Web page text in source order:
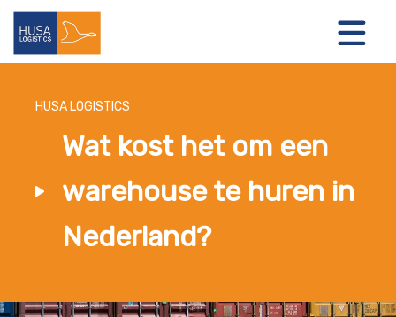
LOGISTIEKE OPLOSSINGEN
HUSA LOGISTICS
Wat kost het om een
warehouse te huren in
Nederland?